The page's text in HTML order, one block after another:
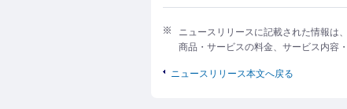
ニュースリリースに記載された情報は
商品・サービスの料金、サービス内容
ニュースリリース本文へ戻る